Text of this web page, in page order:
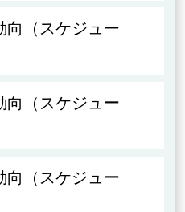
向（スケジュー
向（スケジュー
向（スケジュー